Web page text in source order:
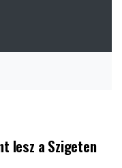
lesz a Szigeten